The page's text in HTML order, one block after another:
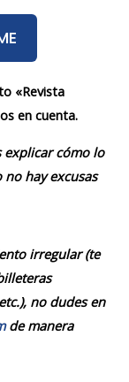
«Revista
en cuenta.
explicar cómo lo
hay excusas
irregular (te
no dudes en
de manera